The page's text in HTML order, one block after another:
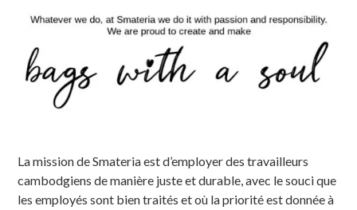
La mission de Smateria est d’employer des travailleurs
cambodgiens de manière juste et durable, avec le souci que
les employés sont bien traités et où la priorité est donnée à